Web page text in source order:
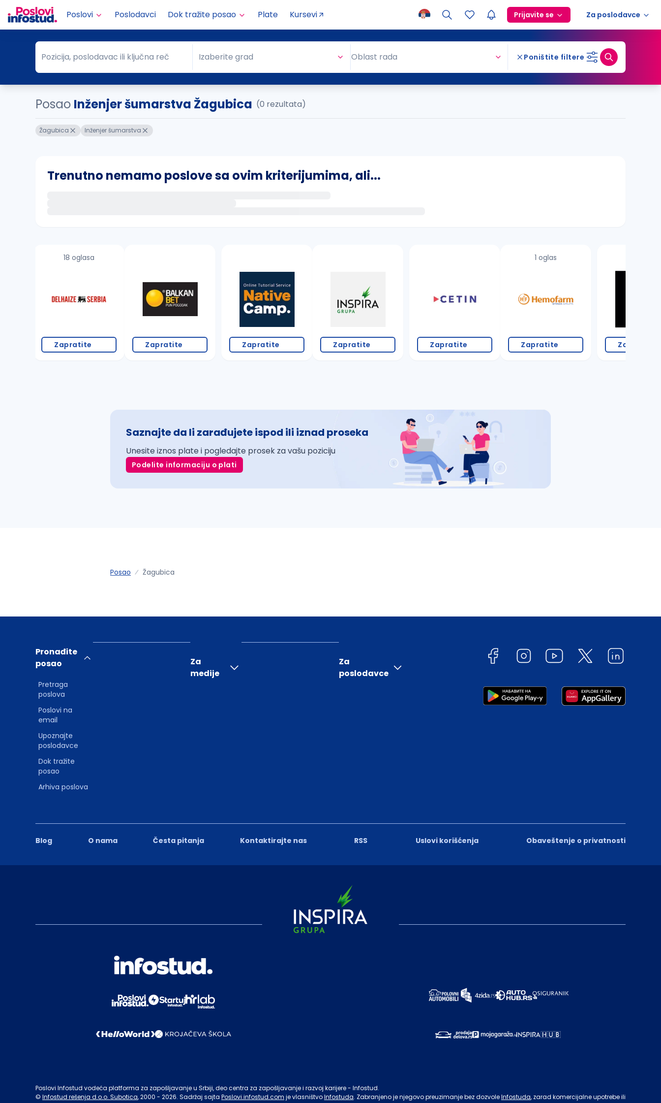
Poslovi Poslodavci Dok tražite posao Plate Kursevi Prijavite se Za poslodavce
Pozicija, poslodavac ili ključna reč
Pozicija, poslodavac ili ključna reč Grad
Izaberite grad Oblast rada Poništite filtere
Posao Inženjer šumarstva Žagubica (0 rezultata)
Žagubica Inženjer šumarstva
Trenutno nemamo poslove sa ovim kriterijumima, ali...
proverite pravopisne greške (koristite č, ć, š, đ, ž, dž)
povećajte radijus za odabrani grad
18 oglasa
Zapratite Zapratite Zapratite Zapratite Zapratite
1 oglas
Zapratite Zapratite
Saznajte da li zarađujete ispod ili iznad proseka
Unesite iznos plate i pogledajte prosek za vašu poziciju
Podelite informaciju o plati
Posao Žagubica
Blog O nama Česta pitanja Kontaktirajte nas RSS Uslovi korišćenja Obaveštenje o privatnosti
Pronađite
posao
Pretraga
poslova
Poslovi na
email
Upoznajte
poslodavce
Dok tražite
posao
Arhiva poslova
Za
medije
Za
poslodavce
Poslovi Infostud vodeća platforma za zapošljavanje u Srbiji, deo centra za zapošljavanje i razvoj karijere - Infostud.
© Infostud rešenja d.o.o. Subotica, 2000 - 2026. Sadržaj sajta Poslovi.infostud.com je vlasništvoInfostuda. Zabranjeno je njegovo preuzimanje bez dozvoleInfostuda, zarad komercijalne upotrebe ili